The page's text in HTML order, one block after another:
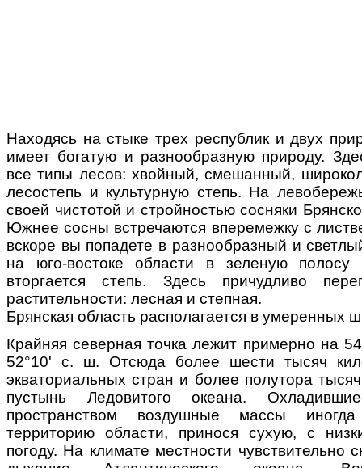
Находясь на стыке трех республик и двух
имеет богатую и разнообразную природу.
все типы лесов: хвойный, смешанный,
лесостепь и культурную степь. На
своей чистотой и стройностью сосняки
Южнее сосны встречаются вперемежку с
вскоре вы попадете в разнообразный и
на юго-востоке области в зеленую полосу
вторгается степь. Здесь причудливо
растительности: лесная и степная.
Брянская область располагается в умеренных
Крайняя северная точка лежит примерно на
52°10' с. ш. Отсюда более шести тысяч
экваториальных стран и более полутора
пустынь Ледовитого океана.
пространством воздушные массы
территорию области, принося сухую, с
погоду. На климате местности чувствительно